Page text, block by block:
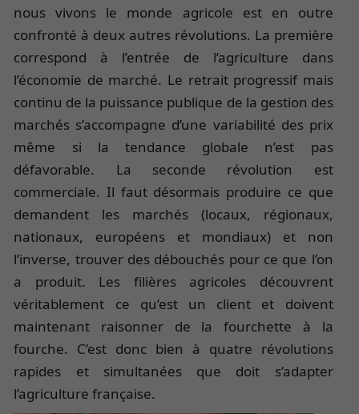
nous vivons le monde agricole est en outre
confronté à deux autres révolutions. La première
correspond à l’entrée de l’agriculture dans
l’économie de marché. Le retrait progressif mais
continu de la puissance publique de la gestion des
marchés s’accompagne d’une variabilité des prix
même si la tendance globale n’est pas
défavorable. La seconde révolution est
commerciale. Il faut désormais produire ce que
demandent les marchés (locaux, régionaux,
nationaux, européens et mondiaux) et non
l’inverse, trouver des débouchés pour ce que l’on
a produit. Les filières agricoles découvrent
véritablement ce qu’est un client et doivent
maintenant raisonner de la fourchette à la
fourche. C’est donc bien à quatre révolutions
rapides et simultanées que doit s’adapter
l’agriculture française.